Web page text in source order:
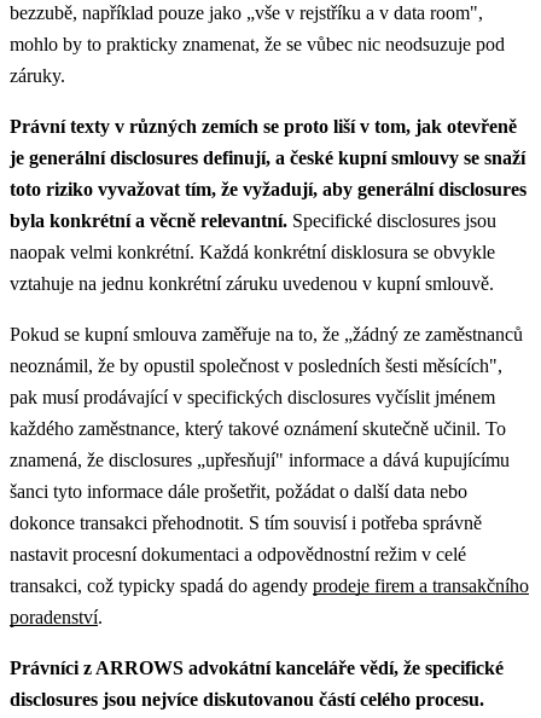
bezzubě, například pouze jako „vše v rejstříku a v data room",
mohlo by to prakticky znamenat, že se vůbec nic neodsuzuje pod
záruky.
Právní texty v různých zemích se proto liší v tom, jak otevřeně
je generální disclosures definují, a české kupní smlouvy se snaží
toto riziko vyvažovat tím, že vyžadují, aby generální disclosures
byla konkrétní a věcně relevantní. Specifické disclosures jsou
naopak velmi konkrétní. Každá konkrétní disklosura se obvykle
vztahuje na jednu konkrétní záruku uvedenou v kupní smlouvě.
Pokud se kupní smlouva zaměřuje na to, že „žádný ze zaměstnanců
neoznámil, že by opustil společnost v posledních šesti měsících",
pak musí prodávající v specifických disclosures vyčíslit jménem
každého zaměstnance, který takové oznámení skutečně učinil. To
znamená, že disclosures „upřesňují" informace a dává kupujícímu
šanci tyto informace dále prošetřit, požádat o další data nebo
dokonce transakci přehodnotit. S tím souvisí i potřeba správně
nastavit procesní dokumentaci a odpovědnostní režim v celé
transakci, což typicky spadá do agendy prodeje firem a transakčního
poradenství.
Právníci z ARROWS advokátní kanceláře vědí, že specifické
disclosures jsou nejvíce diskutovanou částí celého procesu.